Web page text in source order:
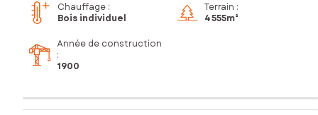
Chauffage :
Bois individuel
Terrain :
4 555m²
Année de construction
:
1900